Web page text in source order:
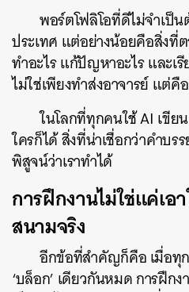
พอร์ตโฟลิโอที่ดีไม่จำเป็
ประเทศ แต่อย่างน้อยคือสิ่งที่
ทำอะไร แก้ปัญหาอะไร และเ
ไม่ใช่เพียงทำส่งอาจารย์ แต่คื
ในโลกที่ทุกคนใช้ AI เขีย
ใครก็ได้ สิ่งที่น่าเชื่อกว่าคำบร
พิสูจน์ว่าเราทำได้
การฝึกงานไม่ใช่แค่เอ
สนามจริง
อีกข้อที่สำคัญก็คือ เมื่อทุ
‘บล็อก’ เดียวกันหมด การฝึก